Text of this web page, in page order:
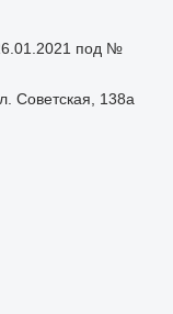
под №
Советская, 138а